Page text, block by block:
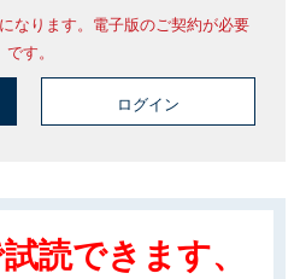
なります。電子版のご契約が必要
です。
ログイン
読できます、